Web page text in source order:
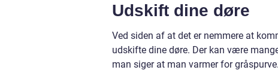
Udskift dine døre
Ved siden af at det er nemmere at
udskifte dine døre. Der kan være
man siger at man varmer for gråspurve.